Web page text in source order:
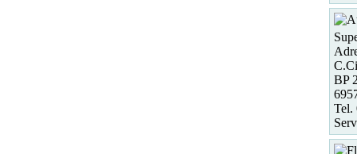
BP
Tel.